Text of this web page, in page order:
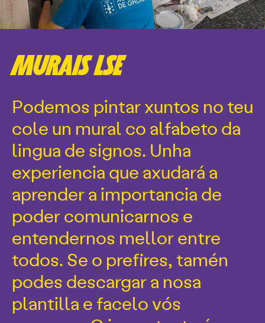
MURAIS LSE
Podemos pintar xuntos no teu
cole un mural co alfabeto da
lingua de signos. Unha
experiencia que axudará a
aprender a importancia de
poder comunicarnos e
entendernos mellor entre
todos. Se o prefires, tamén
podes descargar a nosa
plantilla e facelo vós